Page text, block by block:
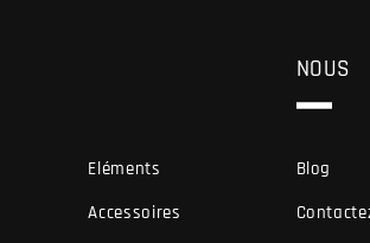
Eléments
Accessoires
NOUS
Blog